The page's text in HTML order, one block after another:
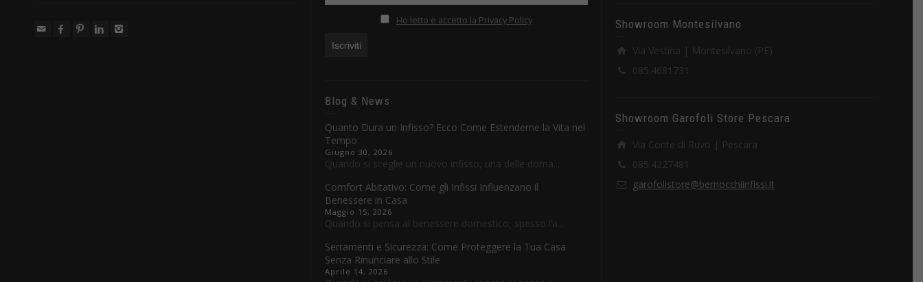
Ho letto e accetto la Privacy Policy
Blog & News
Quanto Dura un Infisso? Ecco Come Estenderne la Vita nel
Tempo
Giugno 30, 2026
Quando si sceglie un nuovo infisso, una delle doma...
Comfort Abitativo: Come gli Infissi Influenzano il
Benessere in Casa
Maggio 15, 2026
Quando si pensa al benessere domestico, spesso l’a...
Serramenti e Sicurezza: Come Proteggere la Tua Casa
Senza Rinunciare allo Stile
Aprile 14, 2026
Showroom Montesilvano
Via Vestina | Montesilvano (PE)
085.4681731
Showroom Garofoli Store Pescara
Via Conte di Ruvo | Pescara
085.4227481
garofolistore@bernocchiinfissi.it